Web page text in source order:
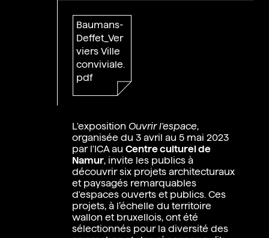
L'exposition Ouvrir l'espace,
organisée du 3 avril au 5 mai 2023
par l'ICA au Centre culturel de
Namur, invite les publics à
découvrir six projets architecturaux
et paysagés remarquables
d'espaces ouverts et publics. Ces
projets, à l’échelle du territoire
wallon et bruxellois, ont été
sélectionnés pour la diversité des
Baumans-
Deffet_Ver
viers Ville
conviviale.
pdf